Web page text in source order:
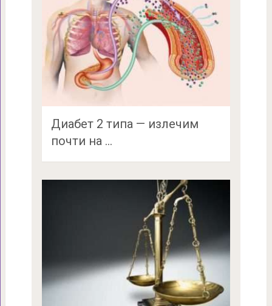
Диабет 2 типа — излечим
почти на …